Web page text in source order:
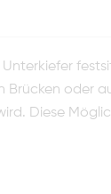
Brücken oder
Diese